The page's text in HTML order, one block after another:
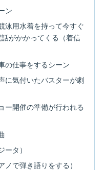
ン
泳用水着を持って今すぐ
がかかってくる（着信
の仕事をするシーン
に気付いたバスターが劇
ー開催の準備が行われる
ータ）
ノで弾き語りをする）